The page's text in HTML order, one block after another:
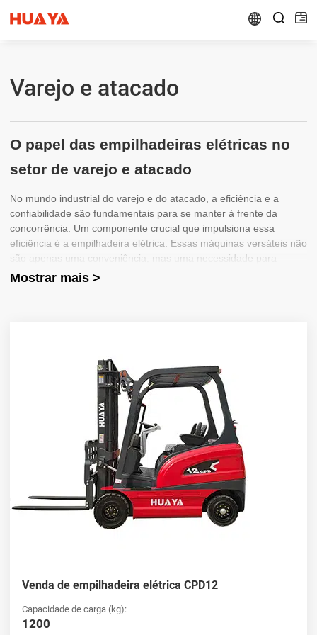
 
Varejo e atacado
O papel das empilhadeiras elétricas no
setor de varejo e atacado
No mundo industrial do varejo e do atacado, a eficiência e a
confiabilidade são fundamentais para se manter à frente da
concorrência. Um componente crucial que impulsiona essa
eficiência é a empilhadeira elétrica. Essas máquinas versáteis não
são apenas uma conveniência, mas uma necessidade para
gerenciar o estoque, simplificar as operações e reduzir o impacto
Simplificação das operações
Empilhadeiras elétricasdesempenham um papel fundamental
na cadeia logística das empresas de varejo e atacado. Desde o
descarregamento de caminhões até a organização do estoque
em depósitos e centros de distribuição, eles garantem que as
mercadorias sejam transportadas com rapidez e segurança. Esse
movimento simplificado é essencial para manter o fluxo de
produtos dos fabricantes para os consumidores, minimizando
atrasos e reduzindo os custos operacionais.
Aprimoramento da segurança no local de
A segurança é fundamental em ambientes de varejo e atacado,
elétricas, como as da HUAYA
projetadas com recursos avançados de segurança. Esses
Mostrar mais >
Venda de empilhadeira elétrica CPD12
Capacidade de carga (kg):
1200